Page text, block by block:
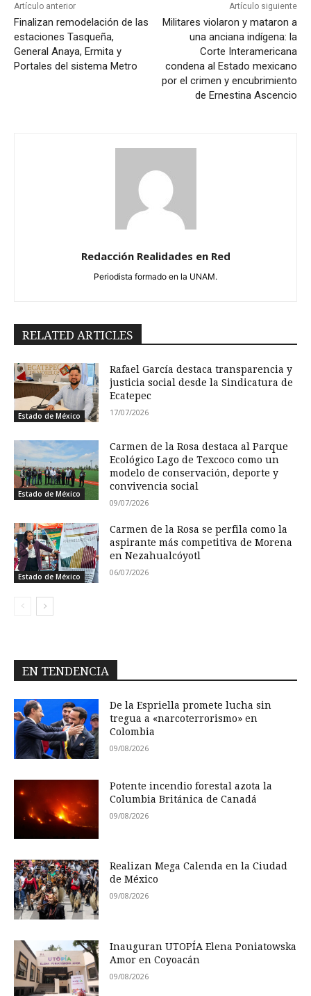
Artículo anterior
Finalizan remodelación de las
estaciones Tasqueña,
General Anaya, Ermita y
Portales del sistema Metro
Artículo siguiente
Militares violaron y mataron a
una anciana indígena: la
Corte Interamericana
condena al Estado mexicano
por el crimen y encubrimiento
de Ernestina Ascencio
Redacción Realidades en Red
Periodista formado en la UNAM.
RELATED ARTICLES
Estado de México
Rafael García destaca transparencia y
justicia social desde la Sindicatura de
Ecatepec
17/07/2026
Estado de México
Carmen de la Rosa destaca al Parque
Ecológico Lago de Texcoco como un
modelo de conservación, deporte y
convivencia social
09/07/2026
Estado de México
Carmen de la Rosa se perfila como la
aspirante más competitiva de Morena
en Nezahualcóyotl
06/07/2026
EN TENDENCIA
De la Espriella promete lucha sin
tregua a «narcoterrorismo» en
Colombia
09/08/2026
Potente incendio forestal azota la
Columbia Británica de Canadá
09/08/2026
Realizan Mega Calenda en la Ciudad
de México
09/08/2026
Inauguran UTOPÍA Elena Poniatowska
Amor en Coyoacán
09/08/2026